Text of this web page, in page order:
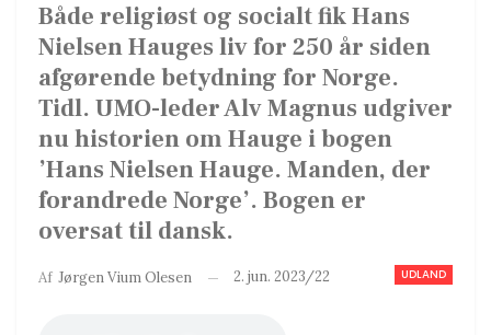
Både religiøst og socialt fik Hans
Nielsen Hauges liv for 250 år siden
afgørende betydning for Norge.
Tidl. UMO-leder Alv Magnus udgiver
nu historien om Hauge i bogen
’Hans Nielsen Hauge. Manden, der
forandrede Norge’. Bogen er
oversat til dansk.
UDLAND
Af Jørgen Vium Olesen 2. jun. 2023/22